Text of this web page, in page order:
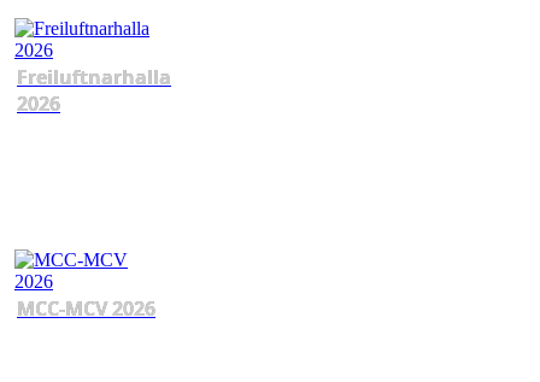
Freiluftnarhalla
2026
MCC-MCV 2026